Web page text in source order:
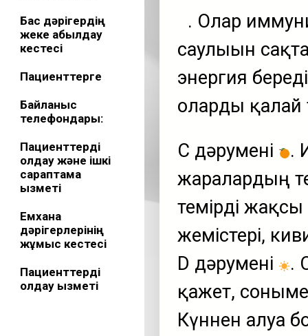
Бас дәрігердің
жеке қабылдау
кестесі
Пациенттерге
Байланыс
телефондары:
Пациенттерді
қолдау және ішкі
сараптама
қызметі
Емхана
дәрігерлерінің
жұмыс кестесі
Пациенттерді
қолдау қызметі
. Олар
саулығын
энергия
оларды қалай
С дәрумені
.
жаралардың
темірді жақсы
жемістері,
D дәрумені
.
қажет,
Күннен алуға